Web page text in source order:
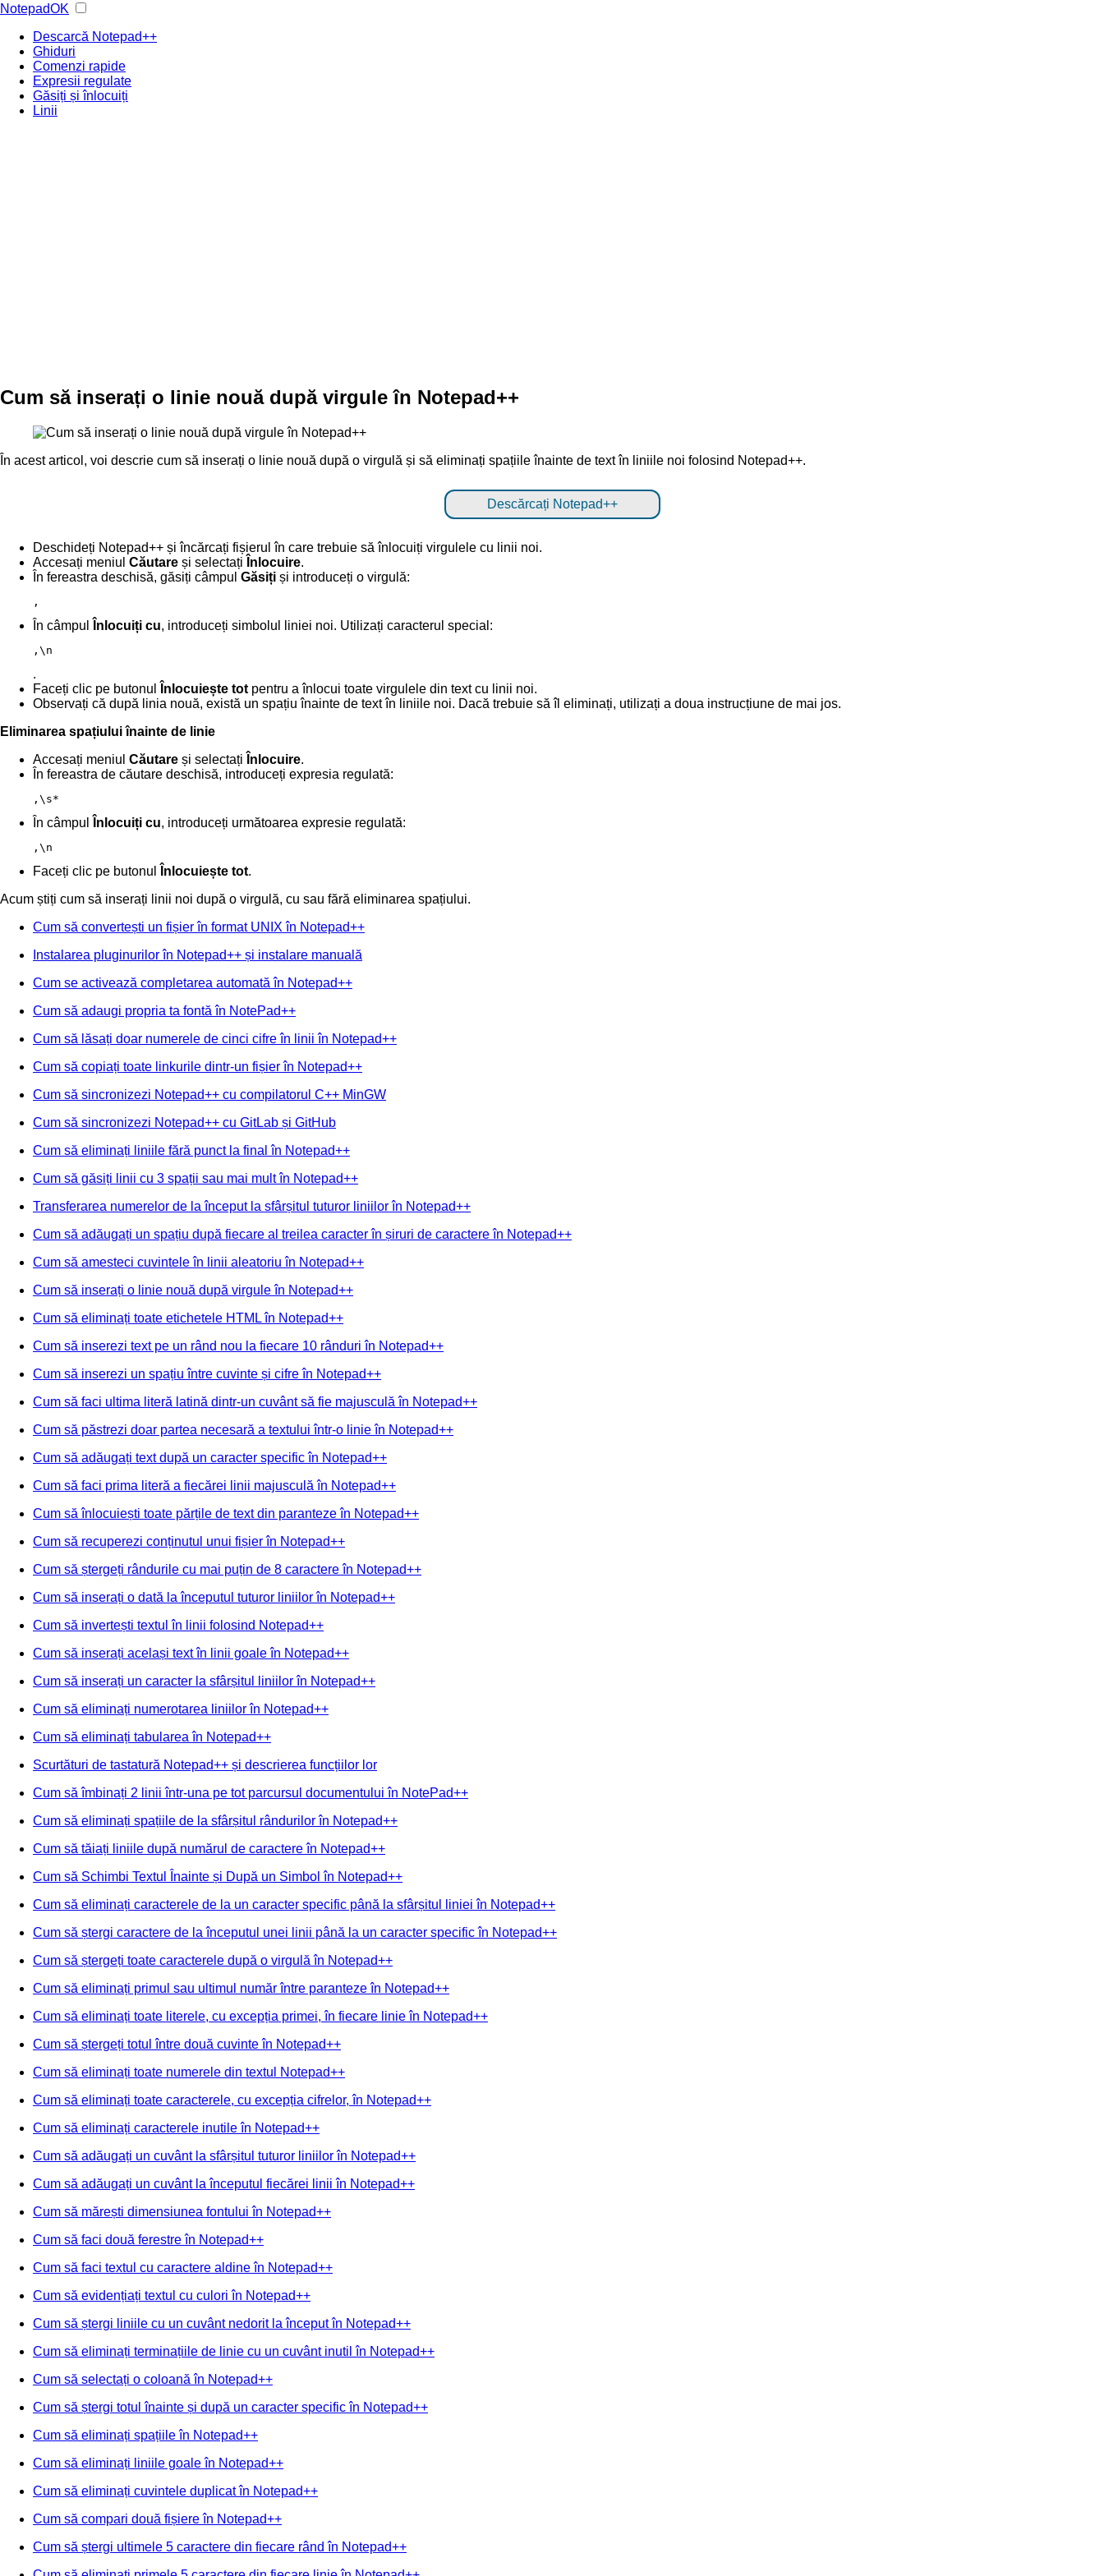
NotepadOK
Descarcă Notepad++
Ghiduri
Comenzi rapide
Expresii regulate
Găsiți și înlocuiți
Linii
Cum să inserați o linie nouă după virgule în Notepad++
În acest articol, voi descrie cum să inserați o linie nouă după o virgulă și să eliminați spațiile înainte de text în liniile noi folosind Notepad++.
Descărcați Notepad++
Deschideți Notepad++ și încărcați fișierul în care trebuie să înlocuiți virgulele cu linii noi.
Accesați meniul Căutare și selectați Înlocuire.
În fereastra deschisă, găsiți câmpul Găsiți și introduceți o virgulă:
,
În câmpul Înlocuiți cu, introduceți simbolul liniei noi. Utilizați caracterul special:
,\n
.
Faceți clic pe butonul
Înlocuiește tot pentru a înlocui toate virgulele din text cu linii noi.
Observați că după linia nouă, există un spațiu înainte de text în liniile noi. Dacă trebuie să îl eliminați, utilizați a doua instrucțiune de mai jos.
Eliminarea spațiului înainte de linie
Accesați meniul Căutare și selectați Înlocuire.
În fereastra de căutare deschisă, introduceți expresia regulată:
,\s*
În câmpul Înlocuiți cu, introduceți următoarea expresie regulată:
,\n
Faceți clic pe butonul Înlocuiește tot.
Acum știți cum să inserați linii noi după o virgulă, cu sau fără eliminarea spațiului.
Cum să convertești un fișier în format UNIX în Notepad++
Instalarea pluginurilor în Notepad++ și instalare manuală
Cum se activează completarea automată în Notepad++
Cum să adaugi propria ta fontă în NotePad++
Cum să lăsați doar numerele de cinci cifre în linii în Notepad++
Cum să copiați toate linkurile dintr-un fișier în Notepad++
Cum să sincronizezi Notepad++ cu compilatorul C++ MinGW
Cum să sincronizezi Notepad++ cu GitLab și GitHub
Cum să eliminați liniile fără punct la final în Notepad++
Cum să găsiți linii cu 3 spații sau mai mult în Notepad++
Transferarea numerelor de la început la sfârșitul tuturor liniilor în Notepad++
Cum să adăugați un spațiu după fiecare al treilea caracter în șiruri de caractere în Notepad++
Cum să amesteci cuvintele în linii aleatoriu în Notepad++
Cum să inserați o linie nouă după virgule în Notepad++
Cum să eliminați toate etichetele HTML în Notepad++
Cum să inserezi text pe un rând nou la fiecare 10 rânduri în Notepad++
Cum să inserezi un spațiu între cuvinte și cifre în Notepad++
Cum să faci ultima literă latină dintr-un cuvânt să fie majusculă în Notepad++
Cum să păstrezi doar partea necesară a textului într-o linie în Notepad++
Cum să adăugați text după un caracter specific în Notepad++
Cum să faci prima literă a fiecărei linii majusculă în Notepad++
Cum să înlocuiești toate părțile de text din paranteze în Notepad++
Cum să recuperezi conținutul unui fișier în Notepad++
Cum să ștergeți rândurile cu mai puțin de 8 caractere în Notepad++
Cum să inserați o dată la începutul tuturor liniilor în Notepad++
Cum să invertești textul în linii folosind Notepad++
Cum să inserați același text în linii goale în Notepad++
Cum să inserați un caracter la sfârșitul liniilor în Notepad++
Cum să eliminați numerotarea liniilor în Notepad++
Cum să eliminați tabularea în Notepad++
Scurtături de tastatură Notepad++ și descrierea funcțiilor lor
Cum să îmbinați 2 linii într-una pe tot parcursul documentului în NotePad++
Cum să eliminați spațiile de la sfârșitul rândurilor în Notepad++
Cum să tăiați liniile după numărul de caractere în Notepad++
Cum să Schimbi Textul Înainte și După un Simbol în Notepad++
Cum să eliminați caracterele de la un caracter specific până la sfârșitul liniei în Notepad++
Cum să ștergi caractere de la începutul unei linii până la un caracter specific în Notepad++
Cum să ștergeți toate caracterele după o virgulă în Notepad++
Cum să eliminați primul sau ultimul număr între paranteze în Notepad++
Cum să eliminați toate literele, cu excepția primei, în fiecare linie în Notepad++
Cum să ștergeți totul între două cuvinte în Notepad++
Cum să eliminați toate numerele din textul Notepad++
Cum să eliminați toate caracterele, cu excepția cifrelor, în Notepad++
Cum să eliminați caracterele inutile în Notepad++
Cum să adăugați un cuvânt la sfârșitul tuturor liniilor în Notepad++
Cum să adăugați un cuvânt la începutul fiecărei linii în Notepad++
Cum să mărești dimensiunea fontului în Notepad++
Cum să faci două ferestre în Notepad++
Cum să faci textul cu caractere aldine în Notepad++
Cum să evidențiați textul cu culori în Notepad++
Cum să ștergi liniile cu un cuvânt nedorit la început în Notepad++
Cum să eliminați terminațiile de linie cu un cuvânt inutil în Notepad++
Cum să selectați o coloană în Notepad++
Cum să ștergi totul înainte și după un caracter specific în Notepad++
Cum să eliminați spațiile în Notepad++
Cum să eliminați liniile goale în Notepad++
Cum să eliminați cuvintele duplicat în Notepad++
Cum să compari două fișiere în Notepad++
Cum să ștergi ultimele 5 caractere din fiecare rând în Notepad++